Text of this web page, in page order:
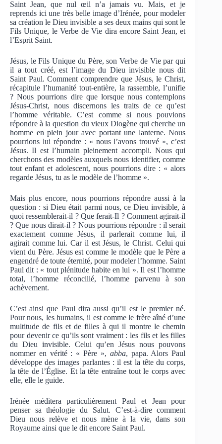
Saint Jean, que nul œil n’a jamais vu. Mais, et je
reprends ici une très belle image d’Irénée, pour modeler
sa création le Dieu invisible a ses deux mains qui sont le
Fils Unique, le Verbe de Vie dira encore Saint Jean, et
l’Esprit Saint.
Jésus, le Fils Unique du Père, son Verbe de Vie par qui
il a tout créé, est l’image du Dieu invisible nous dit
Saint Paul. Comment comprendre que Jésus, le Christ,
récapitule l’humanité tout-entière, la rassemble, l’unifie
? Nous pourrions dire que lorsque nous contemplons
Jésus-Christ, nous discernons les traits de ce qu’est
l’homme véritable. C’est comme si nous pouvions
répondre à la question du vieux Diogène qui cherche un
homme en plein jour avec portant une lanterne. Nous
pourrions lui répondre : « nous l’avons trouvé », c’est
Jésus. Il est l’humain pleinement accompli. Nous qui
cherchons des modèles auxquels nous identifier, comme
tout enfant et adolescent, nous pourrions dire : « alors
regarde Jésus, tu as le modèle de l’homme ».
Mais plus encore, nous pourrions répondre aussi à la
question : si Dieu était parmi nous, ce Dieu invisible, à
quoi ressemblerait-il ? Que ferait-Il ? Comment agirait-il
? Que nous dirait-il ? Nous pourrions répondre : il serait
exactement comme Jésus, il parlerait comme lui, il
agirait comme lui. Car il est Jésus, le Christ. Celui qui
vient du Père. Jésus est comme le modèle que le Père a
engendré de toute éternité, pour modeler l’homme. Saint
Paul dit : « tout plénitude habite en lui ». Il est l’homme
total, l’homme réconcilié, l’homme parvenu à son
achèvement.
C’est ainsi que Paul dira aussi qu’il est le premier né.
Pour nous, les humains, il est comme le frère aîné d’une
multitude de fils et de filles à qui il montre le chemin
pour devenir ce qu’ils sont vraiment : les fils et les filles
du Dieu invisible. Celui qu’en Jésus nous pouvons
nommer en vérité : « Père », abba, papa. Alors Paul
développe des images parlantes : il est la tête du corps,
la tête de l’Église. Et la tête entraîne tout le corps avec
elle, elle le guide.
Irénée méditera particulièrement Paul et Jean pour
penser sa théologie du Salut. C’est-à-dire comment
Dieu nous relève et nous mène à la vie, dans son
Royaume ainsi que le dit encore Saint Paul.